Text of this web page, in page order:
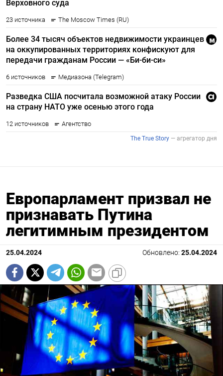
Европарламент призвал не
признавать Путина
легитимным президентом
25.04.2024 Обновлено: 25.04.2024